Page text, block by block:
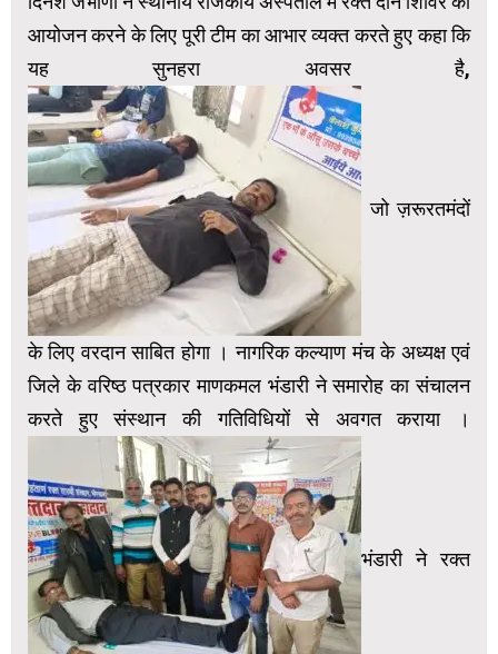
आयोजन करने के लिए पूरी टीम का आभार व्यक्त करते हुए कहा कि
यह सुनहरा अवसर है,
जो ज़रूरतमंदों
के लिए वरदान साबित होगा । नागरिक कल्याण मंच के अध्यक्ष एवं
जिले के वरिष्ठ पत्रकार माणकमल भंडारी ने समारोह का संचालन
करते हुए संस्थान की गतिविधियों से अवगत कराया ।
भंडारी ने रक्त